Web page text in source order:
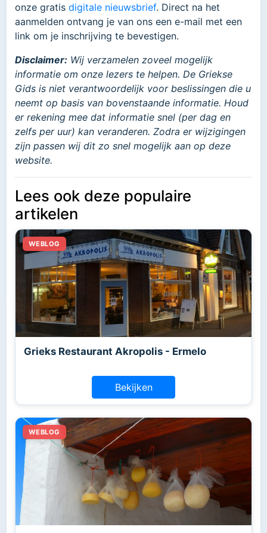
onze gratis digitale nieuwsbrief. Direct na het
aanmelden ontvang je van ons een e-mail met een
link om je inschrijving te bevestigen.
Disclaimer: Wij verzamelen zoveel mogelijk
informatie om onze lezers te helpen. De Griekse
Gids is niet verantwoordelijk voor beslissingen die u
neemt op basis van bovenstaande informatie. Houd
er rekening mee dat informatie snel (per dag en
zelfs per uur) kan veranderen. Zodra er wijzigingen
zijn passen wij dit zo snel mogelijk aan op deze
website.
Lees ook deze populaire
artikelen
Grieks Restaurant Akropolis - Ermelo
Bekijken